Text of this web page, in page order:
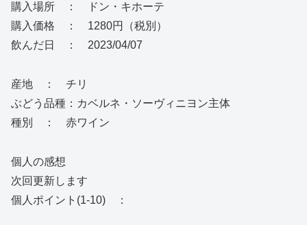
購入場所 ： ドン・キホーテ
購入価格 ： 1280円（税別）
飲んだ日 ： 2023/04/07
産地 ： チリ
ぶどう品種：カベルネ・ソーヴィニヨン主体
種別 ： 赤ワイン
個人の感想
次回更新します
個人ポイント(1-10) ：